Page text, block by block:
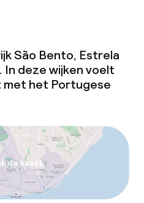
São Bento, Estrela
In deze wijken voelt
het Portugese
de kaart